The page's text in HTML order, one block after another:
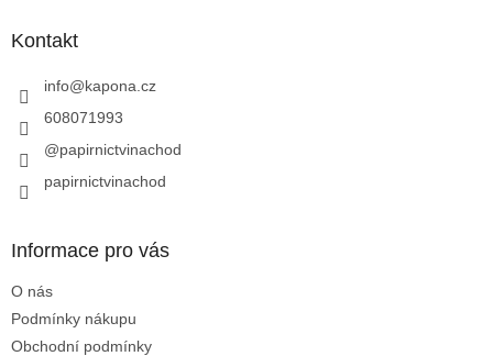
Kontakt
info@kapona.cz
608071993
@papirnictvinachod
papirnictvinachod
Informace pro vás
O nás
Podmínky nákupu
Obchodní podmínky